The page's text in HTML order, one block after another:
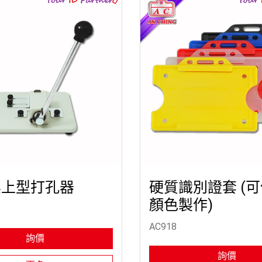
型打孔器
詢價
硬質識別證套 (
顏色製作)
AC918
詢價